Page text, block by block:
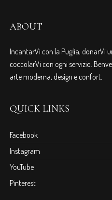
ABOUT
IncantarVi con la Puglia, donarVi
coccolarVi con ogni servizio.
arte moderna, design e confort.
QUICK LINKS
Facebook
Instagram
YouTube
Pinterest